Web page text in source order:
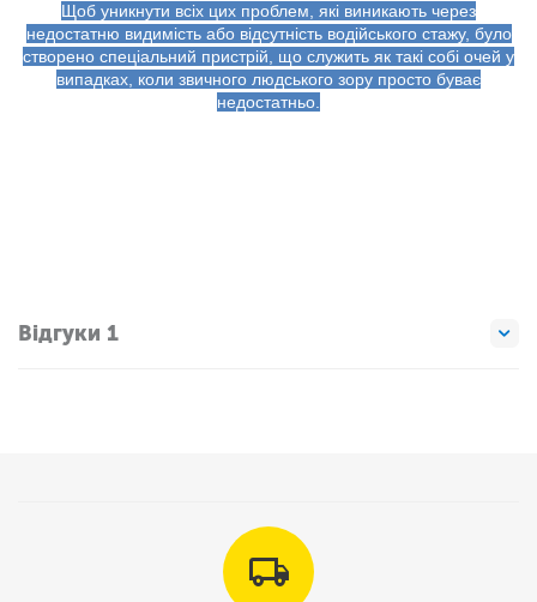
Щоб уникнути всіх цих проблем, які виникають через
недостатню видимість або відсутність водійського стажу, було
створено спеціальний пристрій, що служить як такі собі очей у
випадках, коли звичного людського зору просто буває
недостатньо.
Відгуки 1